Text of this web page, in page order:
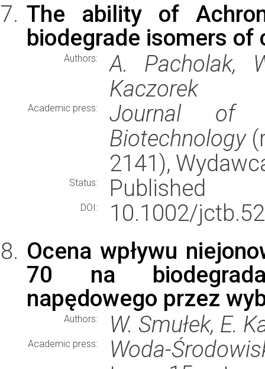
The ability of
biodegrade isomers of
Authors:
A. Pacholak,
Kaczorek
Academic press:
Journal of
Biotechnology
2141),
Status: Published
DOI:
10.1002/
Ocena wpływu
70 na
napędowego przez
Authors: W. Smułek, E.
Academic press:
Woda-